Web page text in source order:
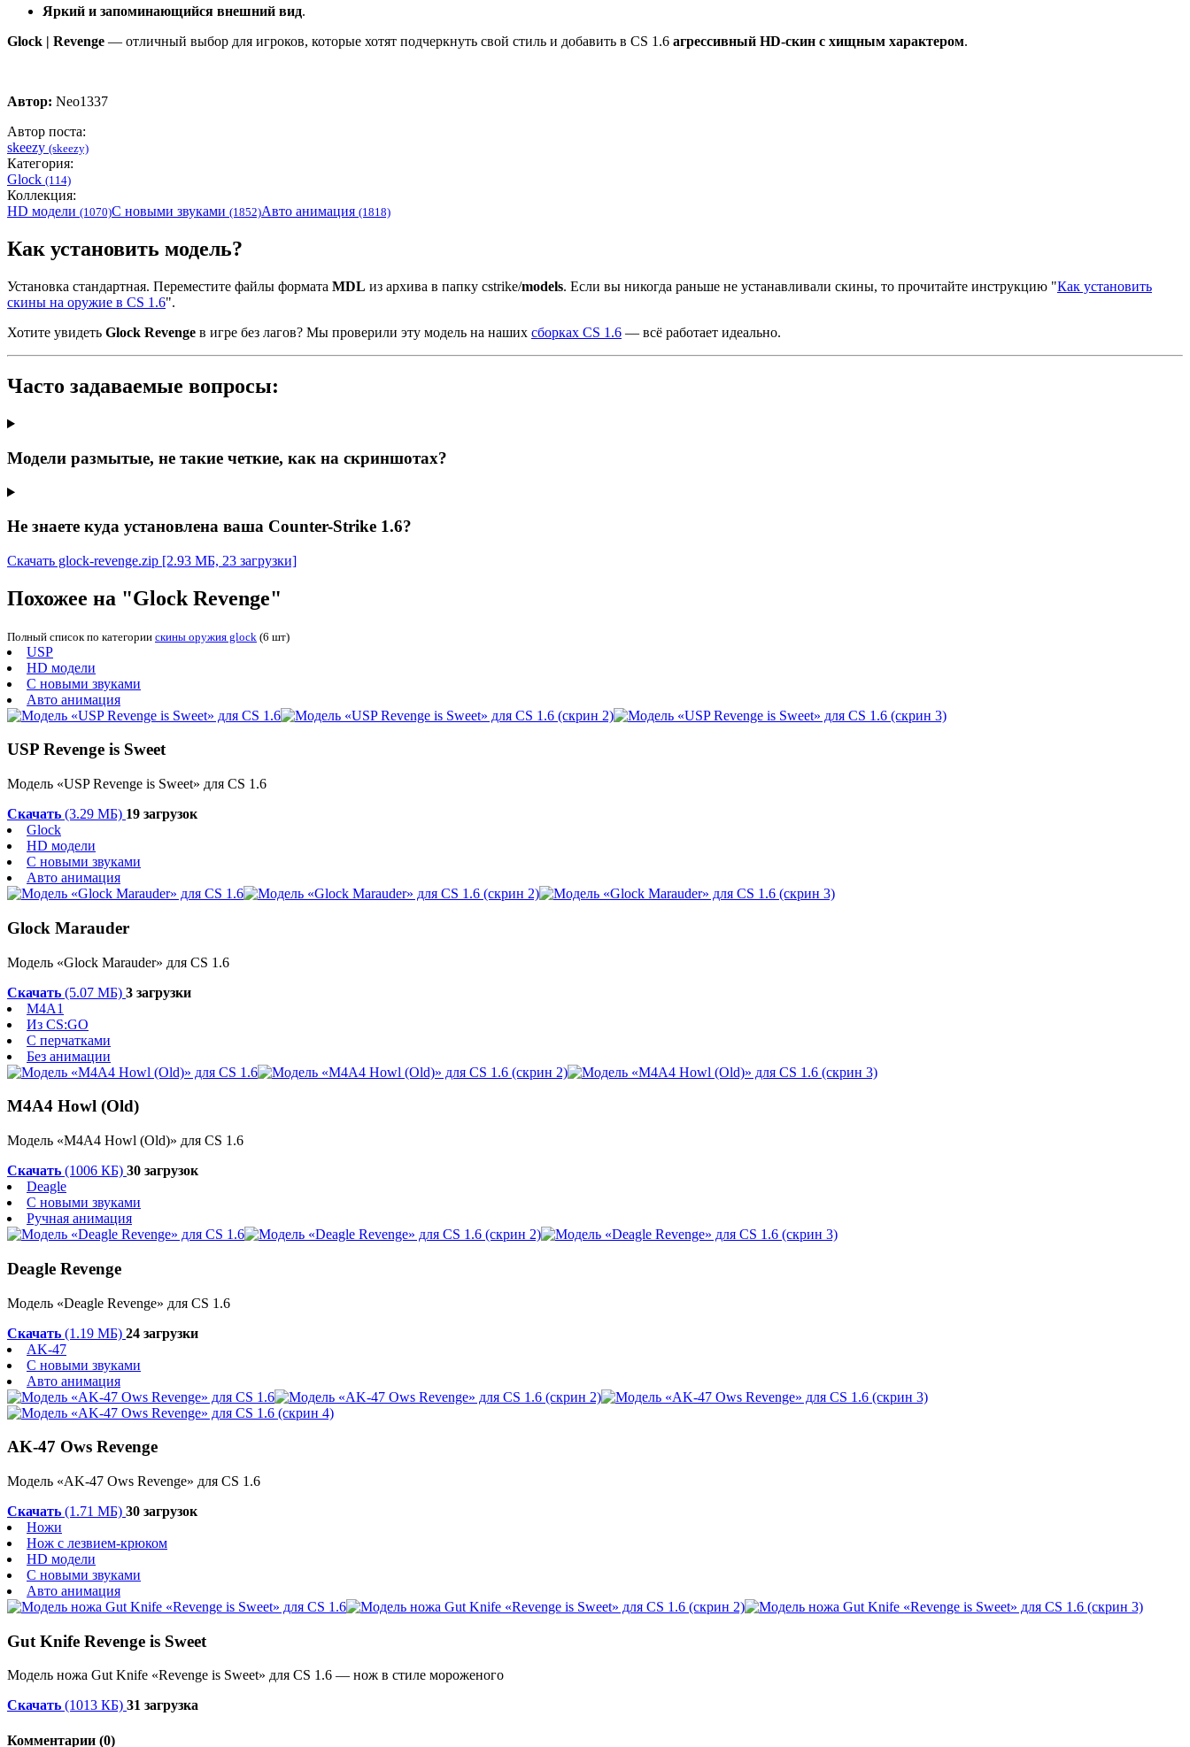
Яркий и запоминающийся внешний вид.
Glock | Revenge — отличный выбор для игроков, которые хотят подчеркнуть свой стиль и добавить в CS 1.6 агрессивный HD‑скин с хищным характером.
Автор: Neo1337
Автор поста:
skeezy (skeezy)
Категория:
Glock (114)
Коллекция:
HD модели (1070)С новыми звуками (1852)Авто анимация (1818)
Как установить модель?
Установка стандартная. Переместите файлы формата MDL из архива в папку cstrike/models. Если вы никогда раньше не устанавливали скины, то прочитайте инструкцию "Как установить
скины на оружие в CS 1.6".
Хотите увидеть Glock Revenge в игре без лагов? Мы проверили эту модель на наших сборках CS 1.6 — всё работает идеально.
Часто задаваемые вопросы:
Модели размытые, не такие четкие, как на скриншотах?
Не знаете куда установлена ваша Counter-Strike 1.6?
Скачать glock-revenge.zip [2.93 МБ, 23 загрузки]
Похожее на "Glock Revenge"
Полный список по категории скины оружия glock (6 шт)
USP
HD модели
С новыми звуками
Авто анимация
USP Revenge is Sweet
Модель «USP Revenge is Sweet» для CS 1.6
Скачать (3.29 МБ) 19 загрузок
Glock
HD модели
С новыми звуками
Авто анимация
Glock Marauder
Модель «Glock Marauder» для CS 1.6
Скачать (5.07 МБ) 3 загрузки
M4A1
Из CS:GO
С перчатками
Без анимации
M4A4 Howl (Old)
Модель «M4A4 Howl (Old)» для CS 1.6
Скачать (1006 КБ) 30 загрузок
Deagle
С новыми звуками
Ручная анимация
Deagle Revenge
Модель «Deagle Revenge» для CS 1.6
Скачать (1.19 МБ) 24 загрузки
AK-47
С новыми звуками
Авто анимация
AK-47 Ows Revenge
Модель «AK-47 Ows Revenge» для CS 1.6
Скачать (1.71 МБ) 30 загрузок
Ножи
Нож с лезвием-крюком
HD модели
С новыми звуками
Авто анимация
Gut Knife Revenge is Sweet
Модель ножа Gut Knife «Revenge is Sweet» для CS 1.6 — нож в стиле мороженого
Скачать (1013 КБ) 31 загрузка
Комментарии (0)